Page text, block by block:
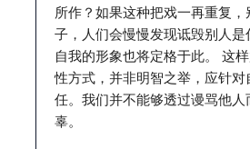
所作？如果这种把戏一再重复
子，人们会慢慢发现诋毁别人
自我的形象也将定格于此。 这
性方式，并非明智之举，应针
任。我们并不能够透过谩骂他
辜。